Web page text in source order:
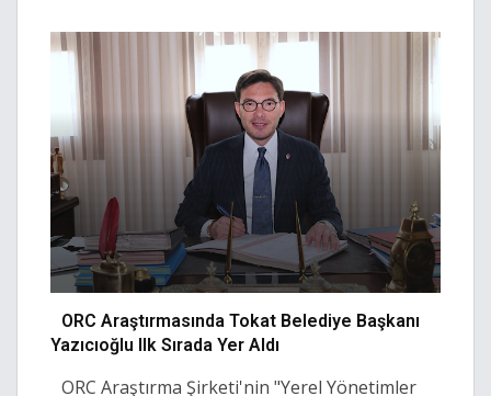
ORC Araştırmasında Tokat Belediye Başkanı
Yazıcıoğlu Ilk Sırada Yer Aldı
ORC Araştırma Şirketi'nin "Yerel Yönetimler